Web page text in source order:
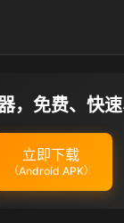
，免费、快
立即下载
（Android APK）